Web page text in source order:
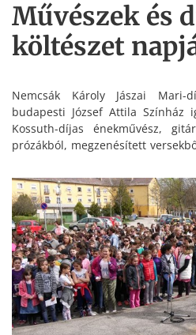
Művészek és
költészet
Nemcsák Károly Jászai Mari-
budapesti József Attila Színház
Kossuth-díjas énekművész,
prózákból, megzenésített
műsorát hallgathatták meg az
napja alkalmából szerda
ahol a két művész fellépését
prózamondó verseny.